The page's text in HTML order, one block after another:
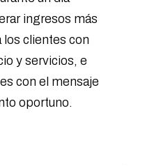
ingresos más
los clientes con
y servicios, e
con el mensaje
oportuno.